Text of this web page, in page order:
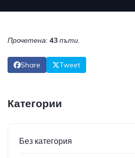
Прочетена: 43 пъти.
Share Tweet
Категории
Без категория